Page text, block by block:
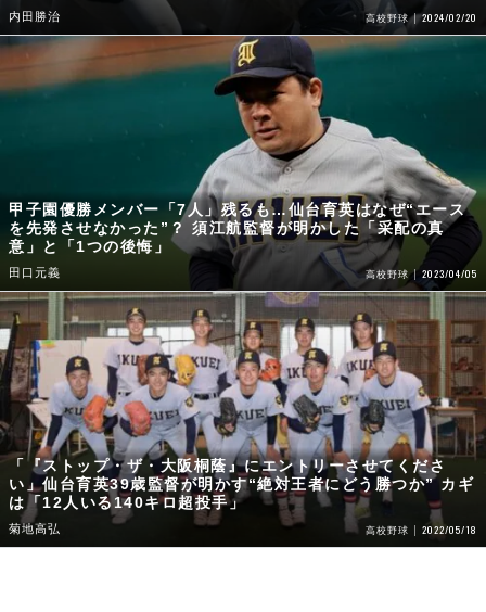
内田勝治 高校野球 2024/02/20
甲子園優勝メンバー「7人」残るも…仙台育英はなぜ“エース
を先発させなかった”？ 須江航監督が明かした「采配の真
意」と「1つの後悔」
田口元義 高校野球 2023/04/05
「『ストップ・ザ・大阪桐蔭』にエントリーさせてくださ
い」仙台育英39歳監督が明かす“絶対王者にどう勝つか” カギ
は「12人いる140キロ超投手」
菊地高弘 高校野球 2022/05/18